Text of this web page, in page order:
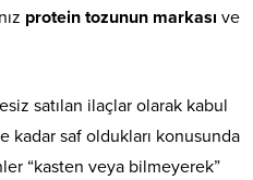
protein tozunun markası ve
satılan ilaçlar olarak kabul
saf oldukları konusunda
“kasten veya bilmeyerek”